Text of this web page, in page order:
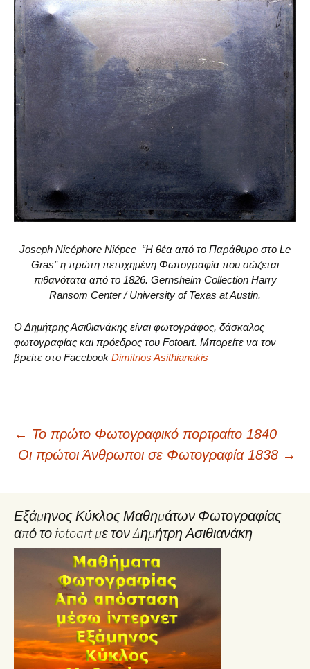
Joseph Nicéphore Niépce “Η θέα από το Παράθυρο στο Le
Gras” η πρώτη πετυχημένη Φωτογραφία που σώζεται
πιθανότατα από το 1826. Gernsheim Collection Harry
Ransom Center / University of Texas at Austin.
Ο Δημήτρης Ασιθιανάκης είναι φωτογράφος, δάσκαλος
φωτογραφίας και πρόεδρος του Fotoart. Μπορείτε να τον
βρείτε στο Facebook Dimitrios Asithianakis
Post
← Το πρώτο Φωτογραφικό πορτραίτο 1840
Οι πρώτοι Άνθρωποι σε Φωτογραφία 1838 →
Εξάμηνος Κύκλος Μαθημάτων Φωτογραφίας
από το fotoart με τον Δημήτρη Ασιθιανάκη